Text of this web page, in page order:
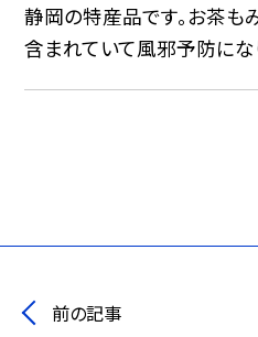
静岡の特産品です。お茶も
含まれていて風邪予防にな
前の記事